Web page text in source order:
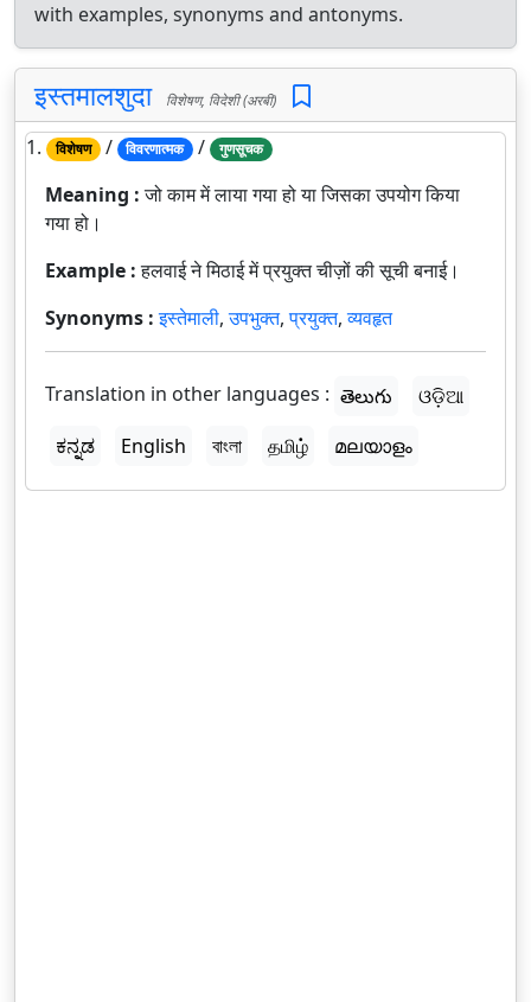
with examples, synonyms and antonyms.
इस्तमालशुदा विशेषण, विदेशी (अरबी)
1. विशेषण / विवरणात्मक / गुणसूचक
Meaning :जो काम में लाया गया हो या जिसका उपयोग किया
गया हो।
Example :हलवाई ने मिठाई में प्रयुक्त चीज़ों की सूची बनाई।
Synonyms :इस्तेमाली,उपभुक्त,प्रयुक्त,व्यवहृत
Translation in other languages : తెలుగు
ଓଡ଼ିଆ
ಕನ್ನಡ
English বাংলা தமிழ் മലയാളം